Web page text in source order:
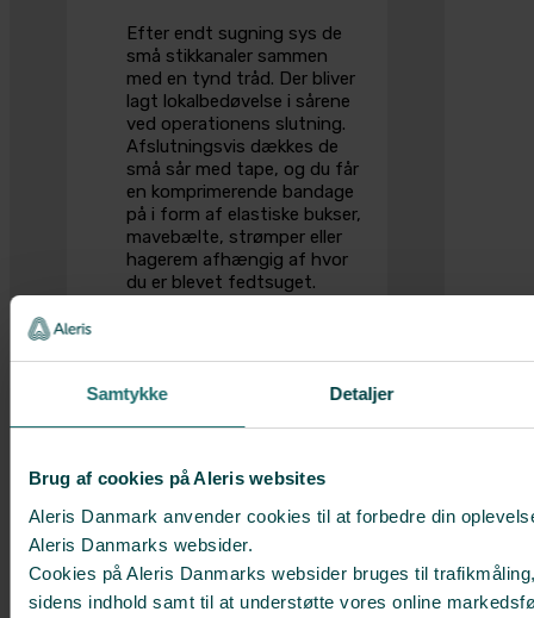
Samtykke Detaljer
Brug af cookies på Aleris websites
Aleris Danmark anvender cookies til at forbedre din
Aleris Danmarks websider.
Cookies på Aleris Danmarks websider bruges til
sidens indhold samt til at understøtte vores online
Efter endt sugning sys de
små stikkanaler sammen
med en tynd tråd. Der bliver
lagt lokalbedøvelse i sårene
ved operationens slutning.
Afslutningsvis dækkes de
små sår med tape, og du får
en komprimerende bandage
på i form af elastiske bukser,
mavebælte, strømper eller
hagerem afhængig af hvor
du er blevet fedtsuget.
Efter operationen taler du
i tiden efter operationen og
svarer på evt. spørgsmål.
Får man ar efter en
fedtsugning?